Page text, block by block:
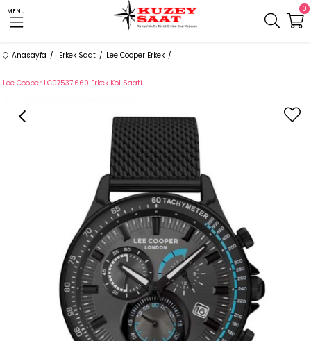
MENU 0
Anasayfa Erkek Saat Lee Cooper Erkek
Lee Cooper LC07537.660 Erkek Kol Saati